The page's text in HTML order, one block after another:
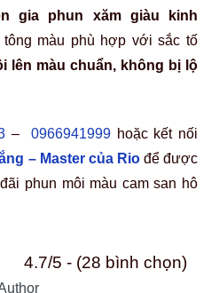
gia phun xăm giàu kinh
màu phù hợp với sắc tố
lên màu chuẩn, không bị lộ
– 0966941999hoặc kết nối
– Master của Riođể được
phun môi màu cam san hô
4.7/5 - (28 bình chọn)